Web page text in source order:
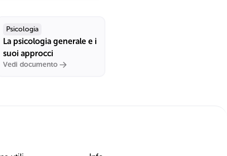
Psicologia
La psicologia generale e i
suoi approcci
Vedi documento